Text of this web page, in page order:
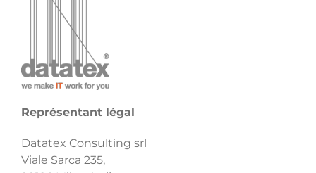
Représentant légal
Datatex Consulting srl
Viale Sarca 235,